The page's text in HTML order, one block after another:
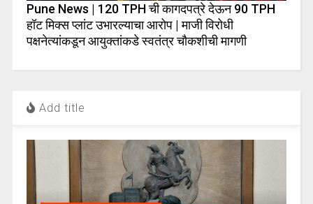
Pune News | 120 TPH ची कागदपत्रे देऊन 90 TPH
हॉट मिक्स प्लांट उभारल्याचा आरोप | माजी विरोधी
पक्षनेत्यांकडून आयुक्तांकडे स्वतंत्र चौकशीची मागणी
Add title